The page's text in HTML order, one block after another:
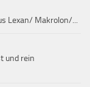
Lexan/ Makrolon/...
und rein